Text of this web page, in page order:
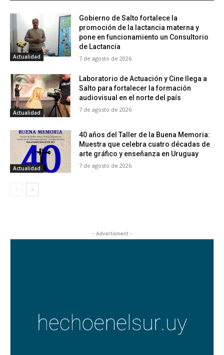
Actualidad
Gobierno de Salto fortalece la
promoción de la lactancia materna y
pone en funcionamiento un Consultorio
de Lactancia
7 de agosto de 2026
Actualidad
Laboratorio de Actuación y Cine llega a
Salto para fortalecer la formación
audiovisual en el norte del país
7 de agosto de 2026
Actualidad
40 años del Taller de la Buena Memoria:
Muestra que celebra cuatro décadas de
arte gráfico y enseñanza en Uruguay
7 de agosto de 2026
- Advertisment -